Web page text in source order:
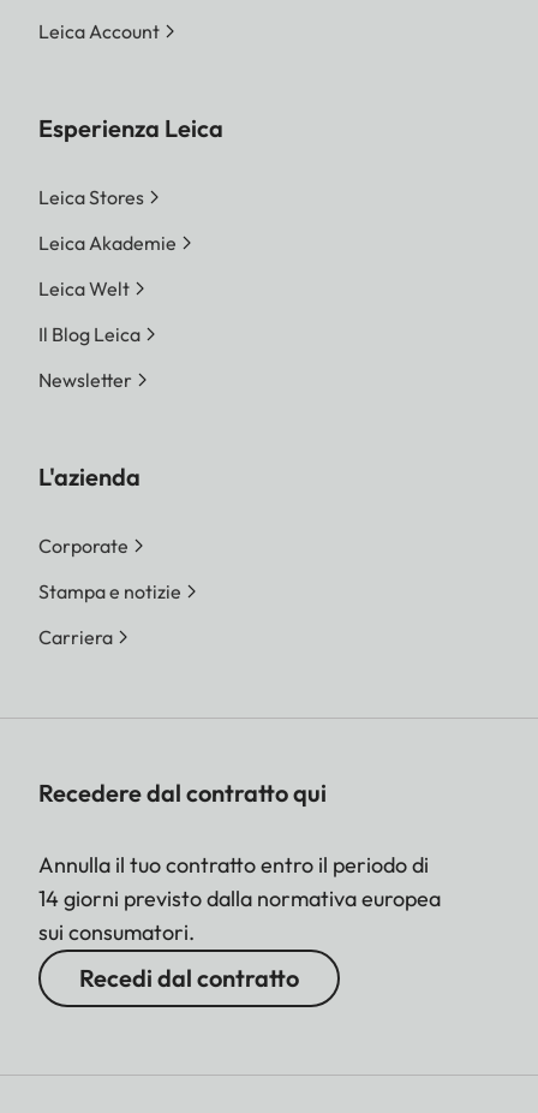
Leica Account
Esperienza Leica
Leica Stores
Leica Akademie
Leica Welt
Il Blog Leica
Newsletter
L'azienda
Corporate
Stampa e notizie
Carriera
Recedere dal contratto qui
Annulla il tuo contratto entro il periodo di
14 giorni previsto dalla normativa europea
sui consumatori.
Recedi dal contratto